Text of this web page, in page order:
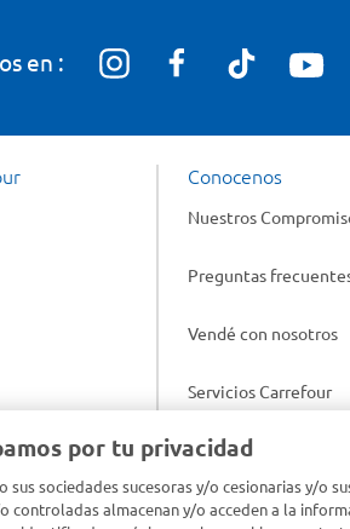
en :
Conocenos
Nuestros
Preguntas
Vendé con nosotros
Servicios Carrefour
Info útil
por tu privacidad
sus sociedades sucesoras y/o cesionarias y/o
controladas almacenan y/o acceden a la